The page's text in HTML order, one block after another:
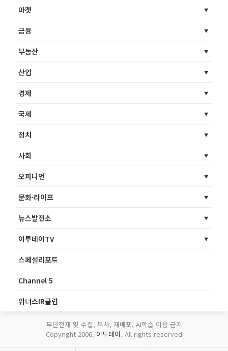
마켓
금융
부동산
산업
경제
국제
정치
사회
오피니언
문화·라이프
뉴스발전소
이투데이TV
스페셜리포트
Channel 5
위너스IR클럽
무단전재 및 수집, 복사, 재배포, AI학습 이용 금지
Copyright 2006. 이투데이. All rights reserved